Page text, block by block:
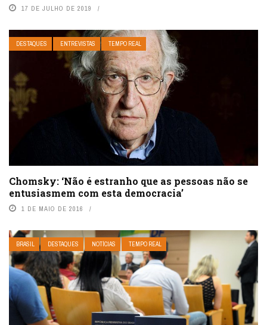
17 DE JULHO DE 2019
DESTAQUES ENTREVISTAS TEMPO REAL
Chomsky: ‘Não é estranho que as pessoas não se
entusiasmem com esta democracia’
1 DE MAIO DE 2016
BRASIL DESTAQUES NOTÍCIAS TEMPO REAL